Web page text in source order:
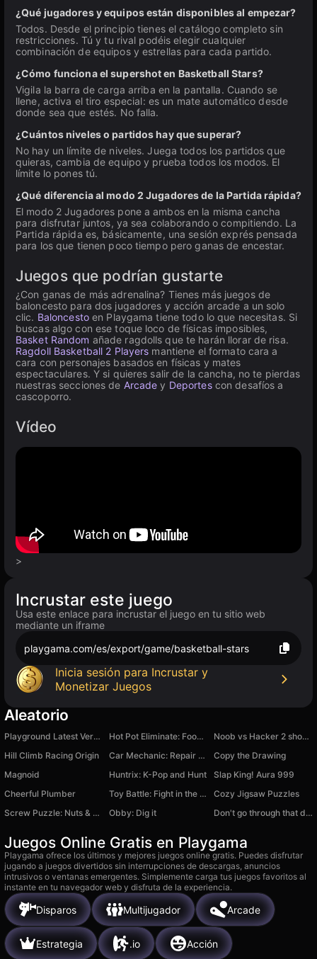
¿Qué jugadores y equipos están disponibles al empezar?
Todos. Desde el principio tienes el catálogo completo sin
restricciones. Tú y tu rival podéis elegir cualquier
combinación de equipos y estrellas para cada partido.
¿Cómo funciona el supershot en Basketball Stars?
Vigila la barra de carga arriba en la pantalla. Cuando se
llene, activa el tiro especial: es un mate automático desde
donde sea que estés. No falla.
¿Cuántos niveles o partidos hay que superar?
No hay un límite de niveles. Juega todos los partidos que
quieras, cambia de equipo y prueba todos los modos. El
límite lo pones tú.
¿Qué diferencia al modo 2 Jugadores de la Partida rápida?
El modo 2 Jugadores pone a ambos en la misma cancha
para disfrutar juntos, ya sea colaborando o compitiendo. La
Partida rápida es, básicamente, una sesión exprés pensada
para los que tienen poco tiempo pero ganas de encestar.
Juegos que podrían gustarte
¿Con ganas de más adrenalina? Tienes más juegos de
baloncesto para dos jugadores y acción arcade a un solo
clic. Baloncestoen Playgama tiene todo lo que necesitas. Si
buscas algo con ese toque loco de físicas imposibles,
Basket Random añade ragdolls que te harán llorar de risa.
Ragdoll Basketball 2 Players mantiene el formato cara a
cara con personajes basados en físicas y mates
espectaculares. Y si quieres salir de la cancha, no te pierdas
nuestras secciones de Arcade y Deportescon desafíos a
cascoporro.
Vídeo
>
Incrustar este juego
Usa este enlace para incrustar el juego en tu sitio web
mediante un iframe
playgama.com/es/export/game/basketball-stars
Inicia sesión para Incrustar y
Monetizar Juegos
Aleatorio
Playground Latest Version Hot Pot Eliminate: Food Match
Noob vs Hacker 2 shooter
Hill Climb Racing Origin
Car Mechanic: Repair Car!
Copy the Drawing
Magnoid
Huntrix: K-Pop and Hunt
Slap King! Aura 999
Cheerful Plumber
Toy Battle: Fight in the Arena!
Cozy Jigsaw Puzzles
Screw Puzzle: Nuts & Bolts Master
Obby: Dig it Don't go through that door.
Juegos Online Gratis en Playgama
Playgama ofrece los últimos y mejores juegos online gratis. Puedes disfrutar
jugando a juegos divertidos sin interrupciones de descargas, anuncios
intrusivos o ventanas emergentes. Simplemente carga tus juegos favoritos al
instante en tu navegador web y disfruta de la experiencia.
Disparos Multijugador Arcade
Estrategia .io Acción